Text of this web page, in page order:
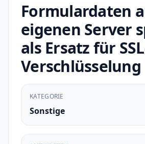
Formulardaten
eigenen Server
als Ersatz für
Verschlüsselung
KATEGORIE
Sonstige